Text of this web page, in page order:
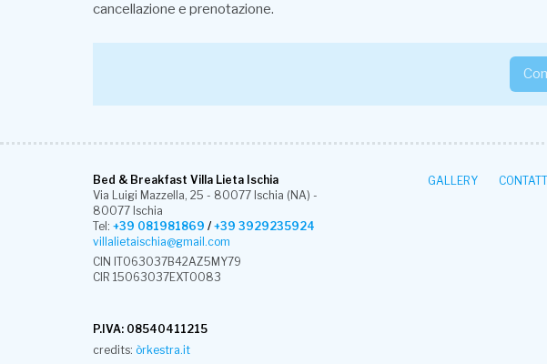
cancellazione e prenotazione.
Bed & Breakfast Villa Lieta Ischia
Via Luigi Mazzella, 25 - 80077 Ischia (NA) -
80077 Ischia
Tel: +39 081981869 / +39 3929235924
villalietaischia@gmail.com
CIN IT063037B42AZ5MY79
CIR 15063037EXT0083
P.IVA: 08540411215
credits: òrkestra.it
GALLERY